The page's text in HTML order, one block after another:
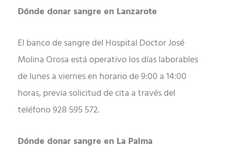
Dónde donar sangre en Lanzarote
El banco de sangre del Hospital Doctor José
Molina Orosa está operativo los días laborables
de lunes a viernes en horario de 9:00 a 14:00
horas, previa solicitud de cita a través del
teléfono 928 595 572.
Dónde donar sangre en La Palma